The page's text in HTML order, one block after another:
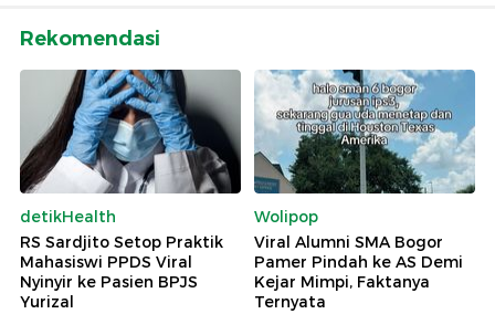
Rekomendasi
detikHealth
RS Sardjito Setop Praktik
Mahasiswi PPDS Viral
Nyinyir ke Pasien BPJS
Yurizal
Wolipop
Viral Alumni SMA Bogor
Pamer Pindah ke AS Demi
Kejar Mimpi, Faktanya
Ternyata